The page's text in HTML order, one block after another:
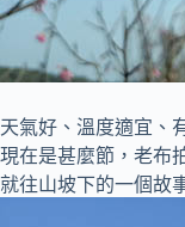
天氣好、溫度適宜、
現在是甚麼節，老布
就往山坡下的一個故